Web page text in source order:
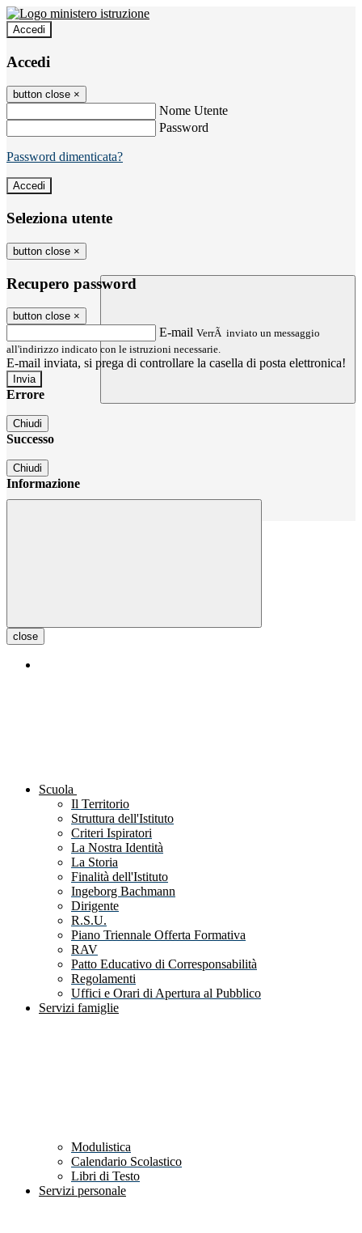
Accedi
Accedi
button close ×
Nome Utente
Password
Password dimenticata?
Seleziona utente
button close ×
Recupero password
button close ×
E-mail VerrÃ inviato un messaggio
all'indirizzo indicato con le istruzioni necessarie.
E-mail inviata, si prega di controllare la casella di posta elettronica!
Errore
Chiudi
Successo
Chiudi
Informazione
close
Scuola
Il Territorio
Struttura dell'Istituto
Criteri Ispiratori
La Nostra Identità
La Storia
Finalità dell'Istituto
Ingeborg Bachmann
Dirigente
R.S.U.
Piano Triennale Offerta Formativa
RAV
Patto Educativo di Corresponsabilità
Regolamenti
Uffici e Orari di Apertura al Pubblico
Servizi famiglie
Modulistica
Calendario Scolastico
Libri di Testo
Servizi personale